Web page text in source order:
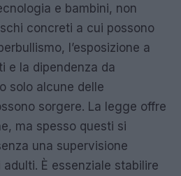
e bambini, non
concreti a cui possono
l’esposizione a
e la dipendenza da
solo alcune delle
sorgere. La legge offre
ma spesso questi si
una supervisione
È essenziale stabilire